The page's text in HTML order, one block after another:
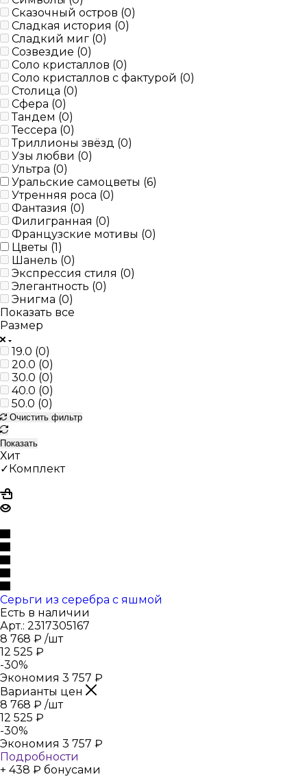
Сказочный остров (0)
Сладкая история (0)
Сладкий миг (0)
Созвездие (0)
Соло кристаллов (0)
Соло кристаллов с фактурой (0)
Столица (0)
Сфера (0)
Тандем (0)
Тессера (0)
Триллионы звёзд (0)
Узы любви (0)
Ультра (0)
Уральские самоцветы (6)
Утренняя роса (0)
Фантазия (0)
Филигранная (0)
Французские мотивы (0)
Цветы (1)
Шанель (0)
Экспрессия стиля (0)
Элегантность (0)
Энигма (0)
Показать все
Размер
19.0 (0)
20.0 (0)
30.0 (0)
40.0 (0)
50.0 (0)
Очистить фильтр
Показать
Хит
✓Комплект
Серьги из серебра с яшмой
Есть в наличии
Арт.: 2317305167
8 768 ₽ /шт
12 525 ₽
-30%
Экономия 3 757 ₽
Варианты цен
8 768 ₽ /шт
12 525 ₽
-30%
Экономия 3 757 ₽
Подробности
+ 438 ₽ бонусами